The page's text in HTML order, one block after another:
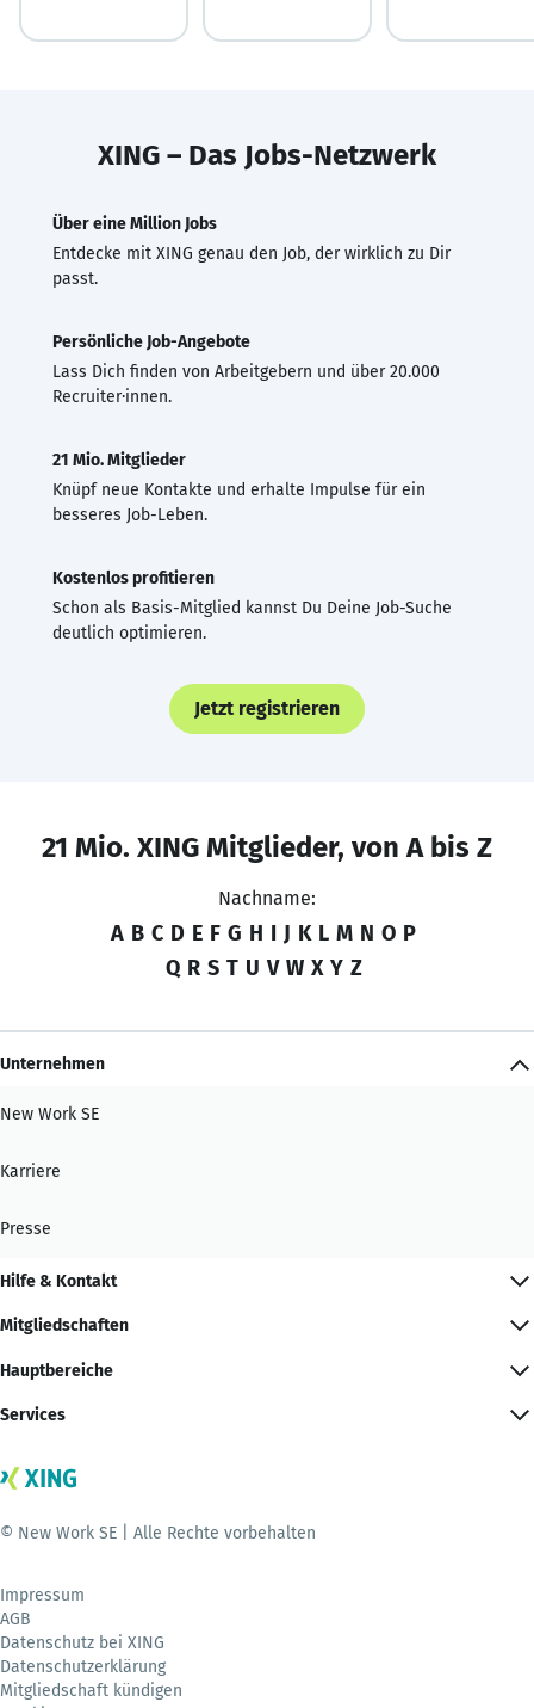
XING – Das Jobs-Netzwerk
Über eine Million Jobs
Entdecke mit XING genau den Job, der wirklich zu Dir
passt.
Persönliche Job-Angebote
Lass Dich finden von Arbeitgebern und über 20.000
Recruiter·innen.
21 Mio. Mitglieder
Knüpf neue Kontakte und erhalte Impulse für ein
besseres Job-Leben.
Kostenlos profitieren
Schon als Basis-Mitglied kannst Du Deine Job-Suche
deutlich optimieren.
Jetzt registrieren
21 Mio. XING Mitglieder, von A bis Z
Nachname:
A B C D E F G H I J K L M N O P
Q R S T U V W X Y Z
Unternehmen
New Work SE
Karriere
Presse
Hilfe & Kontakt
Mitgliedschaften
Hauptbereiche
Services
© New Work SE | Alle Rechte vorbehalten
Impressum
AGB
Datenschutz bei XING
Datenschutzerklärung
Mitgliedschaft kündigen